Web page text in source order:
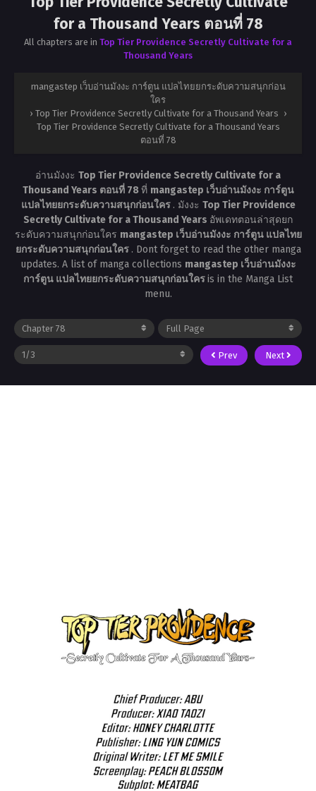
for a Thousand Years ตอนที่ 78
All chapters are in Top Tier Providence Secretly Cultivate for a
Thousand Years
mangastep เว็บอ่านมังงะ การ์ตูน แปลไทยยกระดับความสนุกก่อน
ใคร
› Top Tier Providence Secretly Cultivate for a Thousand Years ›
Top Tier Providence Secretly Cultivate for a Thousand Years
ตอนที่ 78
อ่านมังงะ Top Tier Providence Secretly Cultivate for a
Thousand Years ตอนที่ 78ที่ mangastep เว็บอ่านมังงะ การ์ตูน
แปลไทยยกระดับความสนุกก่อนใคร . มังงะ Top Tier Providence
Secretly Cultivate for a Thousand Years อัพเดทตอนล่าสุดยก
ระดับความสนุกก่อนใคร mangastep เว็บอ่านมังงะ การ์ตูน แปลไทย
ยกระดับความสนุกก่อนใคร . Dont forget to read the other manga
updates. A list of manga collections mangastep เว็บอ่านมังงะ
การ์ตูน แปลไทยยกระดับความสนุกก่อนใครis in the Manga List
menu.
Prev Next